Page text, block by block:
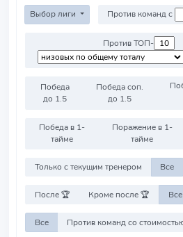
Выбор лиги Против команд с
Против ТОП-
Победа
до 1.5
Победа соп.
до 1.5
Победа в 1-
тайме
Поражение в 1-
тайме
Только с текущим тренером Все
После 🏆 Кроме после 🏆 Все
Все